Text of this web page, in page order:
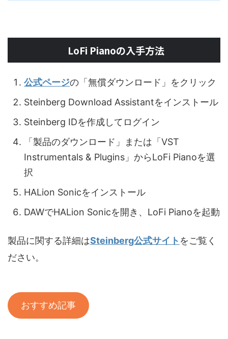
LoFi Pianoの入手方法
公式ページの「無償ダウンロード」をクリック
Steinberg Download Assistantをインストール
Steinberg IDを作成してログイン
「製品のダウンロード」または「VST
Instrumentals & Plugins」からLoFi Pianoを選
択
HALion Sonicをインストール
DAWでHALion Sonicを開き、LoFi Pianoを起動
製品に関する詳細はSteinberg公式サイト をご覧く
ださい。
おすすめ記事